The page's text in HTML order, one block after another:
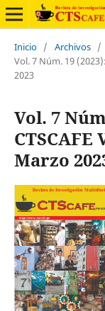
Inicio / Archivos /
Vol. 7 Núm. 19
2023
Vol. 7
CTSCAFE
Marzo